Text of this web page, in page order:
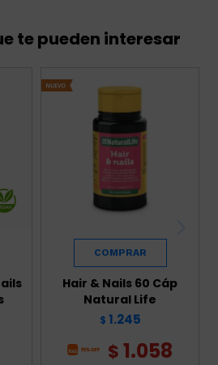
te pueden interesar
Hair & Nails 60 Cáp
Natural Life
$ 1.245
$1.058